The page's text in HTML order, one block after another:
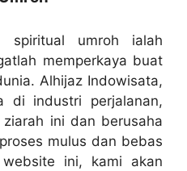
spiritual umroh ialah
memperkaya buat
Alhijaz Indowisata,
di industri perjalanan,
ini dan berusaha
mulus dan bebas
ini, kami akan